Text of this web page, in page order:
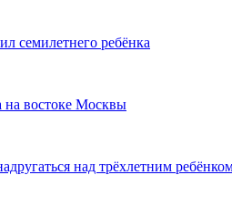
семилетнего ребёнка
на востоке Москвы
над трёхлетним